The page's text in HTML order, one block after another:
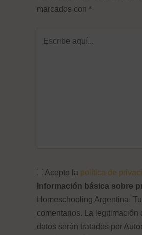
marcados con *
Acepto la política de
Información básica sobre
Homeschooling Argentina.
comentarios. La legitimación
datos serán tratados por